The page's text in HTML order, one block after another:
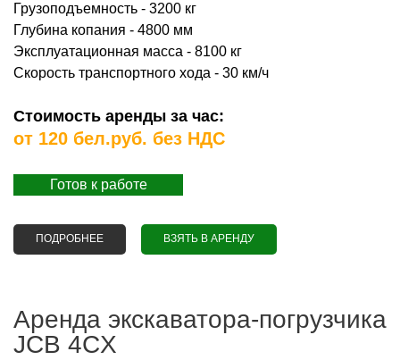
Грузоподъемность - 3200 кг
Глубина копания - 4800 мм
Эксплуатационная масса - 8100 кг
Скорость транспортного хода - 30 км/ч
Стоимость аренды за час:
от 120 бел.руб. без НДС
Готов к работе
ПОДРОБНЕЕ
О АРЕНДА ЭКСКАВАТОРА-ПОГРУЗЧИКА VENIERI VF
10.33B
ВЗЯТЬ В АРЕНДУ
Аренда экскаватора-погрузчика
JCB 4CX